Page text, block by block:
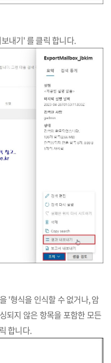
내기' 를 클릭 합니다.
'형식을 인식할 수 없거나, 암
되지 않은 항목을 포함한 모든
합니다.